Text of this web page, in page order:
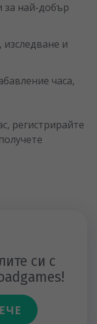
за най-добър
изследване и
часа,
регистрирайте
си с